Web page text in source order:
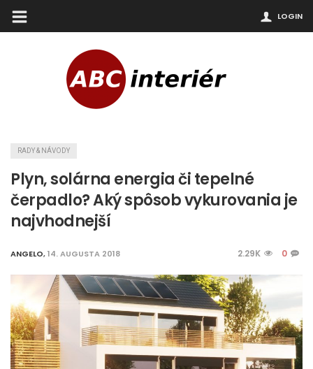
LOGIN
RADY & NÁVODY
Plyn, solárna energia či tepelné
čerpadlo? Aký spôsob vykurovania je
najvhodnejší
ANGELO,14. AUGUSTA 2018 2.29K 0